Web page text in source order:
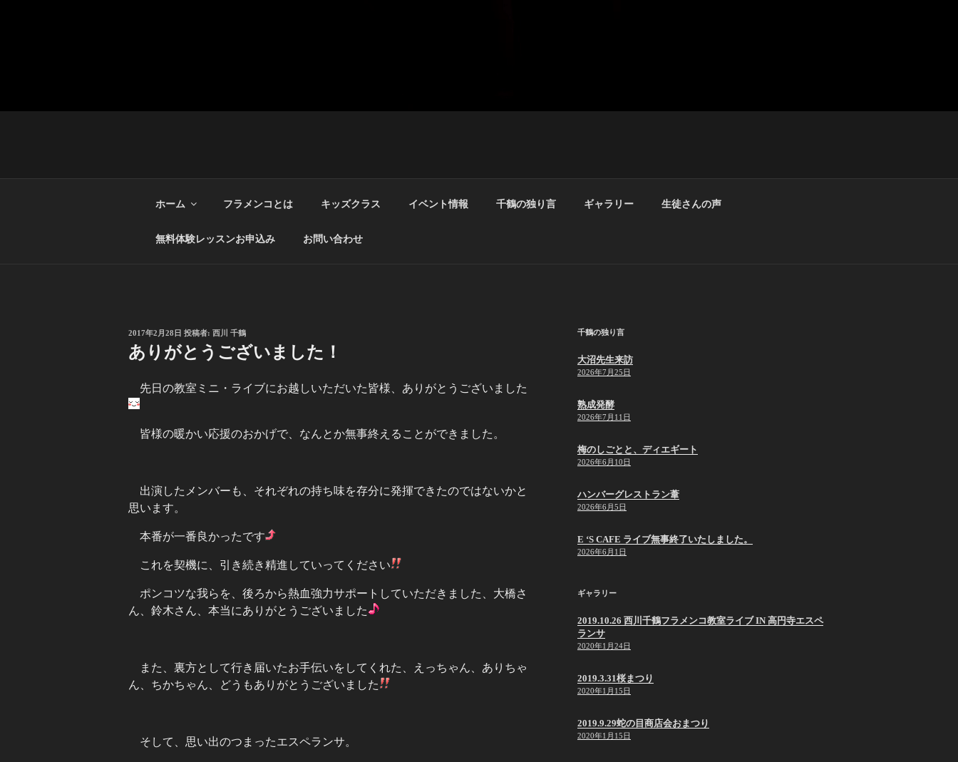
ホーム フラメンコとは キッズクラス イベント情報 千鶴の独り言 ギャラリー 生徒さんの声
無料体験レッスンお申込み お問い合わせ
投
稿
日:
2017年2月28日 投稿者: 西川 千鶴
ありがとうございました！
先日の教室ミニ・ライブにお越しいただいた皆様、ありがとうございました
皆様の暖かい応援のおかげで、なんとか無事終えることができました。
出演したメンバーも、それぞれの持ち味を存分に発揮できたのではないかと
思います。
本番が一番良かったです
これを契機に、引き続き精進していってください
ポンコツな我らを、後ろから熱血強力サポートしていただきました、大橋さ
ん、鈴木さん、本当にありがとうございました
また、裏方として行き届いたお手伝いをしてくれた、えっちゃん、ありちゃ
ん、ちかちゃん、どうもありがとうございました
そして、思い出のつまったエスペランサ。
千鶴の独り言
大沼先生来訪
2026年7月25日
熟成発酵
2026年7月11日
梅のしごとと、ディエギート
2026年6月10日
ハンバーグレストラン葦
2026年6月5日
E ‘S CAFE ライブ無事終了いたしました。
2026年6月1日
ギャラリー
2019.10.26 西川千鶴フラメンコ教室ライブ IN 高円寺エスペ
ランサ
2020年1月24日
2019.3.31桜まつり
2020年1月15日
2019.9.29蛇の目商店会おまつり
2020年1月15日